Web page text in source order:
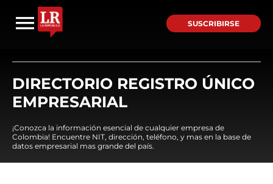
SUSCRIBIRSE
DIRECTORIO REGISTRO ÚNICO
EMPRESARIAL
¡Conozca la información esencial de cualquier empresa de
Colombia! Encuentre NIT, dirección, teléfono, y mas en la base de
datos empresarial mas grande del país.